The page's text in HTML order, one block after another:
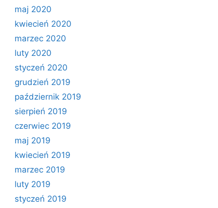
maj 2020
kwiecień 2020
marzec 2020
luty 2020
styczeń 2020
grudzień 2019
październik 2019
sierpień 2019
czerwiec 2019
maj 2019
kwiecień 2019
marzec 2019
luty 2019
styczeń 2019